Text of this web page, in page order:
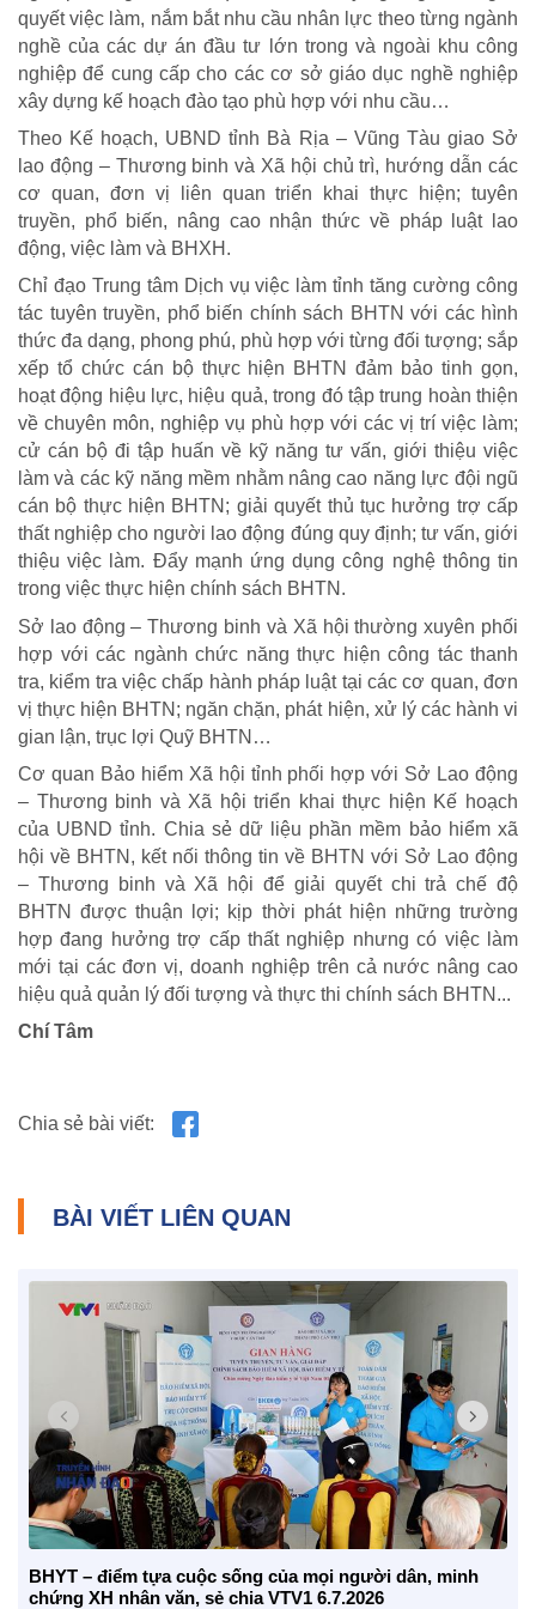
CUỘC SỐNG TƯƠI ĐẸP
Nối trọn yêu thương VTV1
Trái tim có nắng
NHỊP CẦU NHÂN ÁI
Nhịp cầu Nhân ái VTV1
Địa chỉ nhân ái
quyết việc làm, nắm bắt nhu cầu nhân lực theo từng ngành
nghề của các dự án đầu tư lớn trong và ngoài khu công
nghiệp để cung cấp cho các cơ sở giáo dục nghề nghiệp
xây dựng kế hoạch đào tạo phù hợp với nhu cầu…
Theo Kế hoạch, UBND tỉnh Bà Rịa – Vũng Tàu giao Sở
lao động – Thương binh và Xã hội chủ trì, hướng dẫn các
cơ quan, đơn vị liên quan triển khai thực hiện; tuyên
truyền, phổ biến, nâng cao nhận thức về pháp luật lao
động, việc làm và BHXH.
Chỉ đạo Trung tâm Dịch vụ việc làm tỉnh tăng cường công
tác tuyên truyền, phổ biến chính sách BHTN với các hình
thức đa dạng, phong phú, phù hợp với từng đối tượng; sắp
xếp tổ chức cán bộ thực hiện BHTN đảm bảo tinh gọn,
hoạt động hiệu lực, hiệu quả, trong đó tập trung hoàn thiện
về chuyên môn, nghiệp vụ phù hợp với các vị trí việc làm;
cử cán bộ đi tập huấn về kỹ năng tư vấn, giới thiệu việc
làm và các kỹ năng mềm nhằm nâng cao năng lực đội ngũ
cán bộ thực hiện BHTN; giải quyết thủ tục hưởng trợ cấp
thất nghiệp cho người lao động đúng quy định; tư vấn, giới
thiệu việc làm. Đẩy mạnh ứng dụng công nghệ thông tin
trong việc thực hiện chính sách BHTN.
Sở lao động – Thương binh và Xã hội thường xuyên phối
hợp với các ngành chức năng thực hiện công tác thanh
tra, kiểm tra việc chấp hành pháp luật tại các cơ quan, đơn
vị thực hiện BHTN; ngăn chặn, phát hiện, xử lý các hành vi
gian lận, trục lợi Quỹ BHTN…
Cơ quan Bảo hiểm Xã hội tỉnh phối hợp với Sở Lao động
– Thương binh và Xã hội triển khai thực hiện Kế hoạch
của UBND tỉnh. Chia sẻ dữ liệu phần mềm bảo hiểm xã
hội về BHTN, kết nối thông tin về BHTN với Sở Lao động
– Thương binh và Xã hội để giải quyết chi trả chế độ
BHTN được thuận lợi; kịp thời phát hiện những trường
hợp đang hưởng trợ cấp thất nghiệp nhưng có việc làm
mới tại các đơn vị, doanh nghiệp trên cả nước nâng cao
hiệu quả quản lý đối tượng và thực thi chính sách BHTN...
Chí Tâm
Chia sẻ bài viết:
BÀI VIẾT LIÊN QUAN
BHYT – điểm tựa cuộc sống của mọi người dân, minh
chứng XH nhân văn, sẻ chia VTV1 6.7.2026